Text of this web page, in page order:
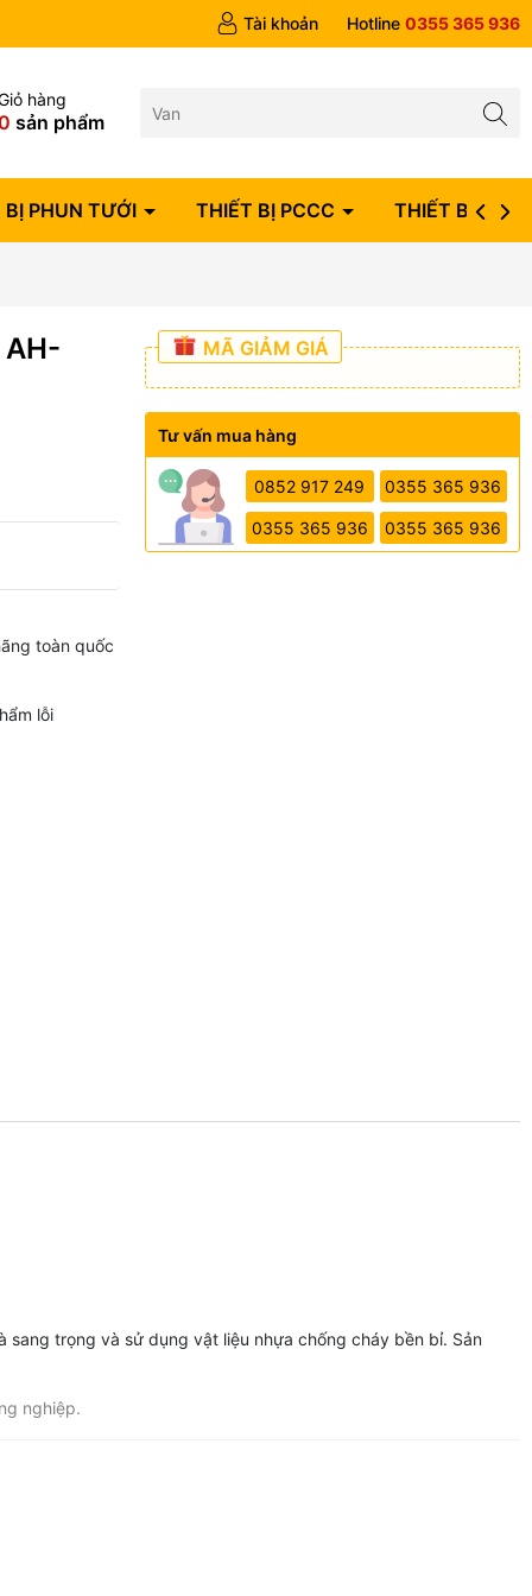
Tài khoản Hotline 0355 365 936
hàng
sản phẩm
BỊ PHUN TƯỚI THIẾT BỊ PCCC THIẾT BỊ ĐIỆN
toàn quốc
lỗi
MÃ GIẢM GIÁ
Tư vấn mua hàng
0852 917 249 0355 365 936
0355 365 936 0355 365 936
trọng và sử dụng vật liệu nhựa chống cháy bền bỉ. Sản
nghiệp.